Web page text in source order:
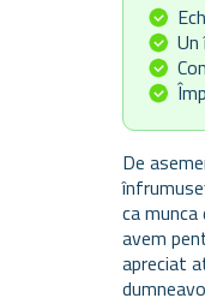
De
ca
avem
apreciat